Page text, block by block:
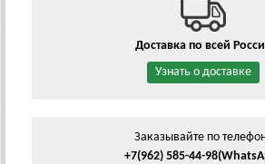
Доставка по всей
Узнать о доставке
Заказывайте по
+7(962) 585-44-98